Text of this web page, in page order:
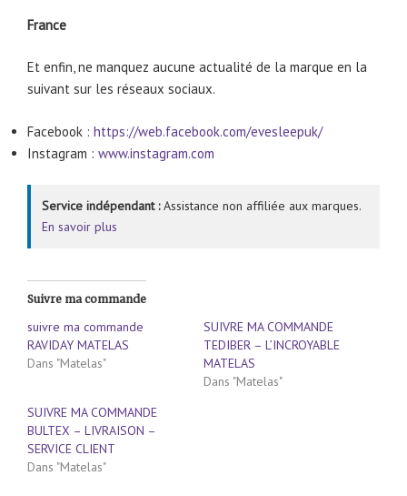
France
Et enfin, ne manquez aucune actualité de la marque en la
suivant sur les réseaux sociaux.
Facebook : https://web.facebook.com/evesleepuk/
Instagram : www.instagram.com
Service indépendant :Assistance non affiliée aux marques.
En savoir plus
Suivre ma commande
suivre ma commande
RAVIDAY MATELAS
Dans "Matelas"
SUIVRE MA COMMANDE
TEDIBER – L’INCROYABLE
MATELAS
Dans "Matelas"
SUIVRE MA COMMANDE
BULTEX – LIVRAISON –
SERVICE CLIENT
Dans "Matelas"